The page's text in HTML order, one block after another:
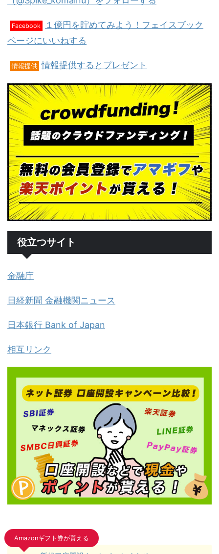
Facebook
１億円を貯めてみよう！フェイスブック
ページにいいねする
情報提供 情報提供するとプレゼント
役立つサイト
金融庁
日経新聞 金融機関ニュース
日本銀行 Bank of Japan
相互リンク
Amazonギフト券が貰える